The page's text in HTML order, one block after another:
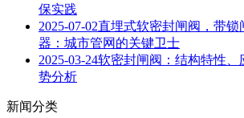
保实践
2025-07-02直埋式软密封闸阀，带锁
器：城市管网的关键卫士
2025-03-24软密封闸阀：结构特性、
势分析
新闻分类